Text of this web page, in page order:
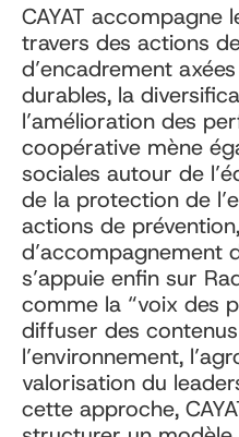
CAYAT accompagne
travers des actions
d’encadrement
durables, la
l’amélioration des
coopérative mène
sociales autour de
de la protection de
actions de
d’accompagnement
s’appuie enfin sur
comme la “voix des
diffuser des
l’environnement,
valorisation du
cette approche,